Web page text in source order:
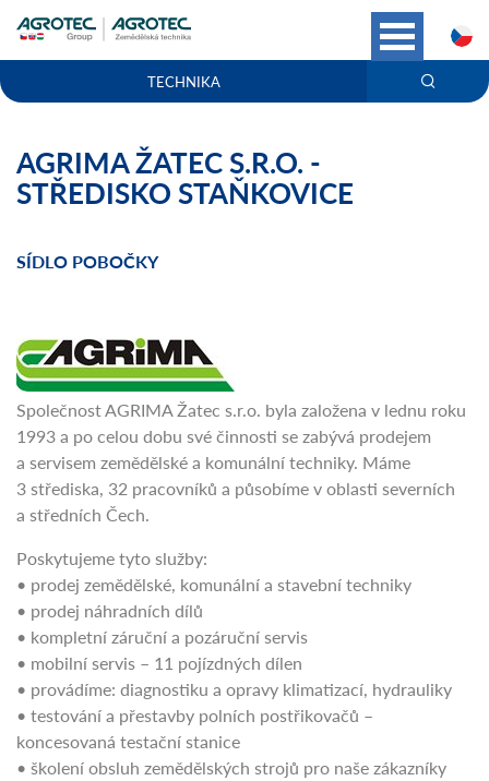
TECHNIKA
AGRIMA ŽATEC S.R.O. -
STŘEDISKO STAŇKOVICE
SÍDLO POBOČKY
Společnost AGRIMA Žatec s.r.o. byla založena v lednu roku
1993 a po celou dobu své činnosti se zabývá prodejem
a servisem zemědělské a komunální techniky. Máme
3 střediska, 32 pracovníků a působíme v oblasti severních
a středních Čech.
Poskytujeme tyto služby:
• prodej zemědělské, komunální a stavební techniky
• prodej náhradních dílů
• kompletní záruční a pozáruční servis
• mobilní servis – 11 pojízdných dílen
• provádíme: diagnostiku a opravy klimatizací, hydrauliky
• testování a přestavby polních postřikovačů –
koncesovaná testační stanice
• školení obsluh zemědělských strojů pro naše zákazníky